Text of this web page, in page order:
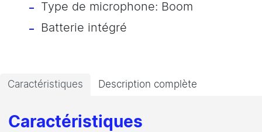
Type de microphone: Boom
Batterie intégré
Caractéristiques Description complète
Caractéristiques